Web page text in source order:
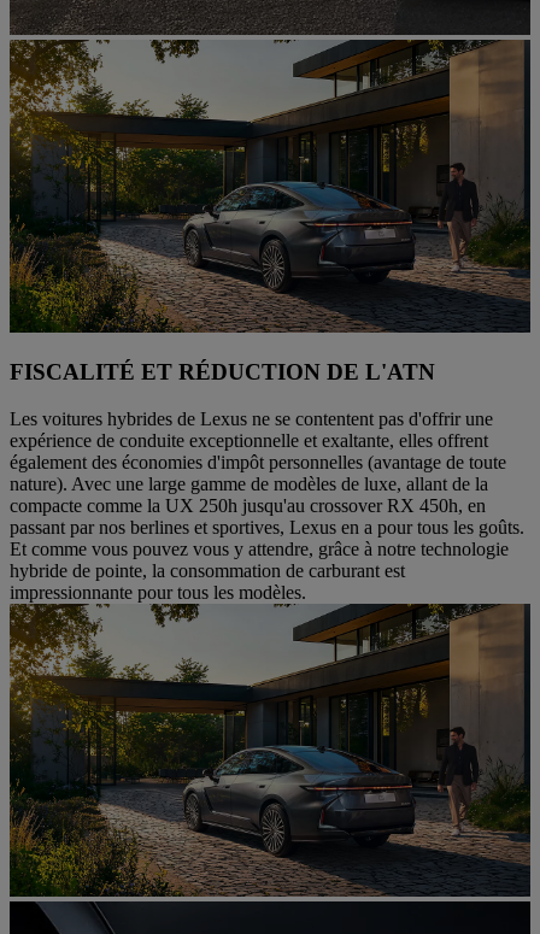
FISCALITÉ ET RÉDUCTION DE L'ATN
Les voitures hybrides de Lexus ne se contentent pas d'offrir une
expérience de conduite exceptionnelle et exaltante, elles offrent
également des économies d'impôt personnelles (avantage de toute
nature). Avec une large gamme de modèles de luxe, allant de la
compacte comme la UX 250h jusqu'au crossover RX 450h, en
passant par nos berlines et sportives, Lexus en a pour tous les goûts.
Et comme vous pouvez vous y attendre, grâce à notre technologie
hybride de pointe, la consommation de carburant est
impressionnante pour tous les modèles.